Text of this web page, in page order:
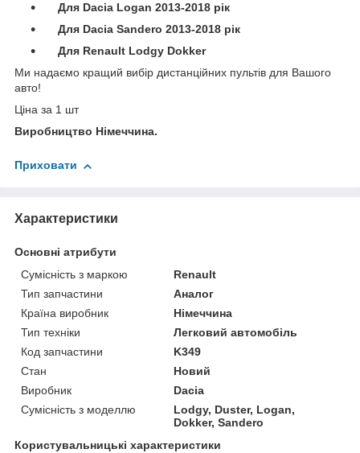
Для Dacia Logan 2013-2018 рік
Для Dacia Sandero 2013-2018 рік
Для Renault Lodgy Dokker
Ми надаємо кращий вибір дистанційних пультів для Вашого
авто!
Ціна за 1 шт
Виробництво Німеччина.
Приховати
Характеристики
Основні атрибути
Сумісність з маркою
Renault
Тип запчастини
Аналог
Країна виробник
Німеччина
Тип техніки
Легковий автомобіль
Код запчастини
K349
Стан
Новий
Виробник
Dacia
Сумісність з моделлю
Lodgy, Duster, Logan,
Dokker, Sandero
Користувальницькі характеристики